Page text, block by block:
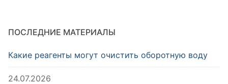
ПОСЛЕДНИЕ МАТЕРИАЛЫ
Какие реагенты могут очистить оборотную воду
24.07.2026